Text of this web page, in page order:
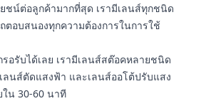
ชน์ต่อลูกค้ามากที่สุด เรามีเลนส์ทุกชนิด
ตอบสนองทุกความต้องการในการใช้
รอรับได้เลย เรามีเลนส์สต๊อคหลายชนิด
ลนส์ตัดแสงฟ้า และเลนส์ออโต้ปรับแสง
ใน 30-60 นาที